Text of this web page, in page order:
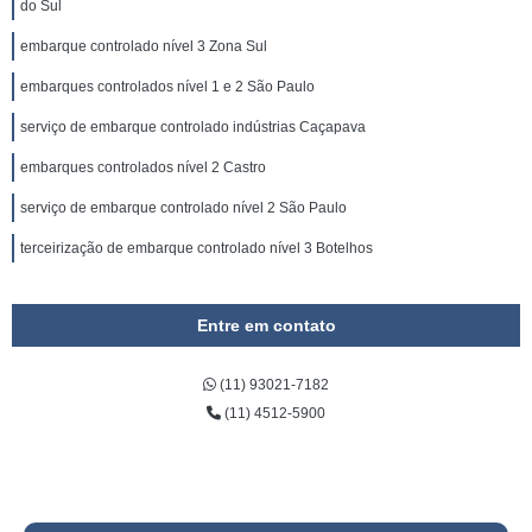
do Sul
embarque controlado nível 3 Zona Sul
embarques controlados nível 1 e 2 São Paulo
serviço de embarque controlado indústrias Caçapava
embarques controlados nível 2 Castro
serviço de embarque controlado nível 2 São Paulo
terceirização de embarque controlado nível 3 Botelhos
Entre em contato
(11) 93021-7182
(11) 4512-5900